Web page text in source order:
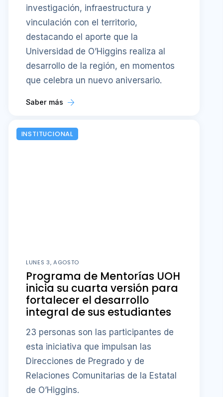
investigación, infraestructura y
vinculación con el territorio,
destacando el aporte que la
Universidad de O’Higgins realiza al
desarrollo de la región, en momentos
que celebra un nuevo aniversario.
Saber más
INSTITUCIONAL
LUNES 3, AGOSTO
Programa de Mentorías UOH
inicia su cuarta versión para
fortalecer el desarrollo
integral de sus estudiantes
23 personas son las participantes de
esta iniciativa que impulsan las
Direcciones de Pregrado y de
Relaciones Comunitarias de la Estatal
de O’Higgins.